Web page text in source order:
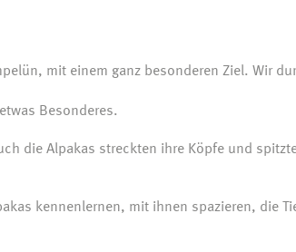
mit einem ganz besonderen Ziel. Wir
Besonderes.
die Alpakas streckten ihre Köpfe und
kennenlernen, mit ihnen spazieren, die